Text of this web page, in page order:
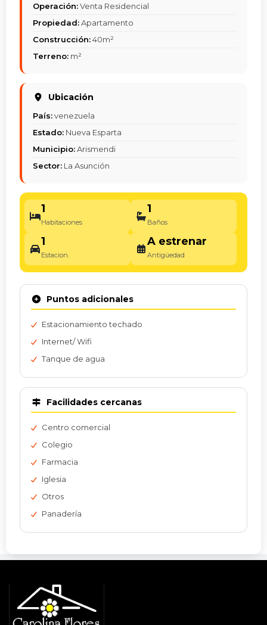
Operación:Venta Residencial
Propiedad:Apartamento
Construcción:40m²
Terreno: m²
Ubicación
País:venezuela
Estado: Nueva Esparta
Municipio:Arismendi
Sector: La Asunción
1
Habitaciones
1
Baños
1
Estacion.
A estrenar
Antigüedad
Puntos adicionales
Estacionamiento techado
Internet/ Wifi
Tanque de agua
Facilidades cercanas
Centro comercial
Colegio
Farmacia
Iglesia
Otros
Panadería